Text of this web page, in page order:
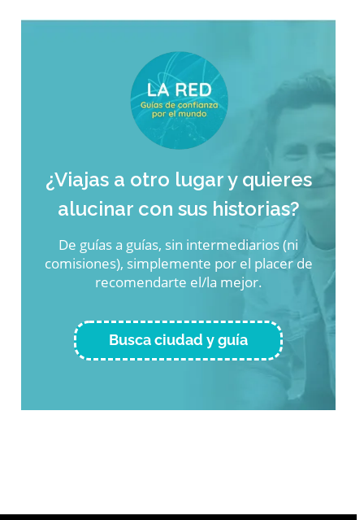
¿Viajas a otro lugar y quieres
alucinar con sus historias?
De guías a guías, sin intermediarios (ni
comisiones), simplemente por el placer de
recomendarte el/la mejor.
Busca ciudad y guía